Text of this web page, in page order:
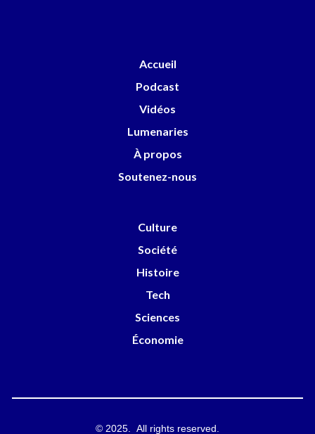
Accueil
Podcast
Vidéos
Lumenaries
À propos
Soutenez-nous
Culture
Société
Histoire
Tech
Sciences
Économie
© 2025. All rights reserved.